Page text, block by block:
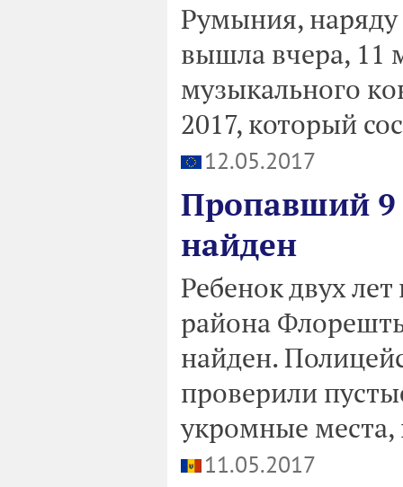
Румыния,
вышла вчера, 11
музыкального
2017, который
12.05.2017
Пропавший 9
найден
Ребенок двух
района
найден.
проверили
укромные места,
11.05.2017